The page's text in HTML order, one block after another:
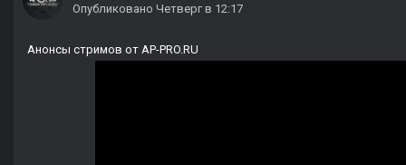
Опубликовано Четверг в 12:17
Анонсы стримов от AP-PRO.RU